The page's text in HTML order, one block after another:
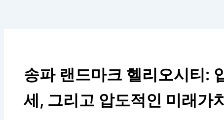
송파 랜드마크 헬리오시티:
세, 그리고 압도적인 미래가